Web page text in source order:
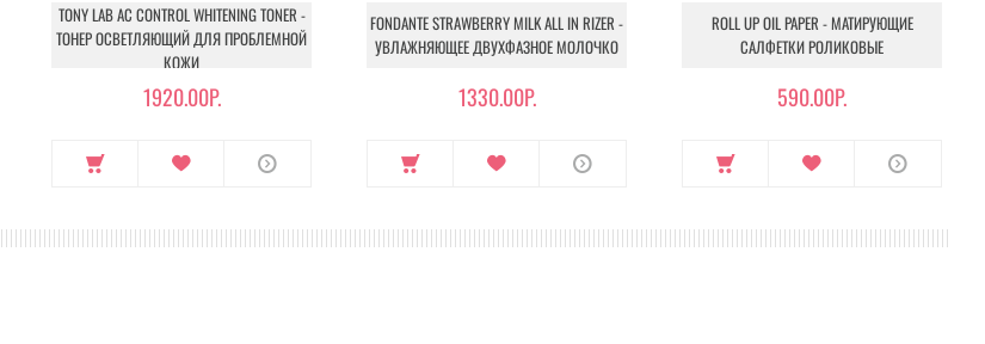
TONY LAB AC CONTROL WHITENING TONER -
ТОНЕР ОСВЕТЛЯЮЩИЙ ДЛЯ ПРОБЛЕМНОЙ
КОЖИ
1920.00Р.
FONDANTE STRAWBERRY MILK ALL IN RIZER -
УВЛАЖНЯЮЩЕЕ ДВУХФАЗНОЕ МОЛОЧКО
1330.00Р.
ROLL UP OIL PAPER - МАТИРУЮЩИЕ
САЛФЕТКИ РОЛИКОВЫЕ
590.00Р.